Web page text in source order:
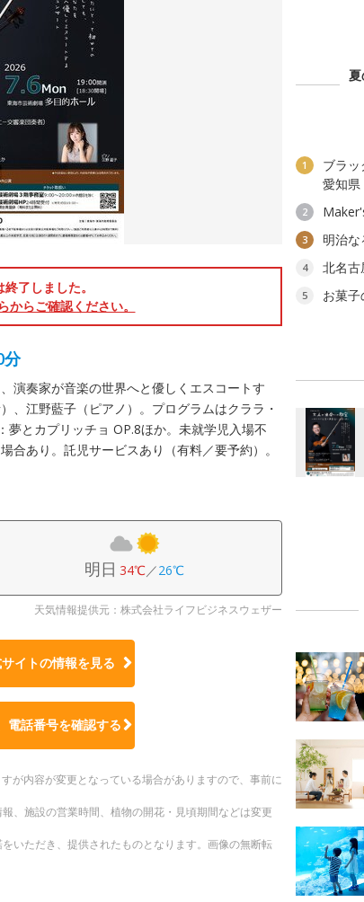
了しました。
らご確認ください。
分
演奏家が音楽の世界へと優しくエスコートす
、江野藍子（ピアノ）。プログラムはクララ・
とカプリッチョ OP.8ほか。未就学児入場不
合あり。託児サービスあり（有料／要予約）。
明日 34℃／26℃
天気情報提供元：株式会社ライフビジネスウェザー
イトの情報を見る
電話番号を確認する
が内容が変更となっている場合がありますので、事前に
、施設の営業時間、植物の開花・見頃期間などは変更
いただき、提供されたものとなります。画像の無断転
1
ブラ
愛知県
2
3 明治
4 北名古
5
お菓